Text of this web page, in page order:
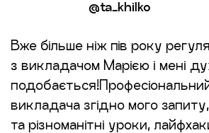
@ta_khilko
Вже більше ніж пів року
з викладачом Марією і мені
викладача згідно мого
та різноманітні уроки,